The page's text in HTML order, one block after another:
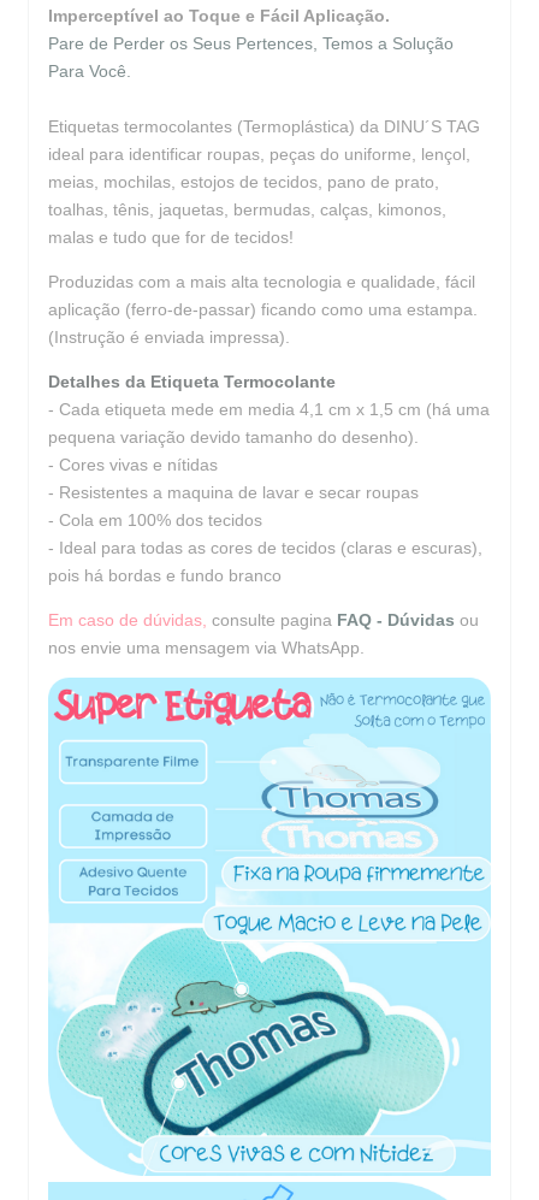
Imperceptível ao Toque e Fácil Aplicação.
Pare de Perder os Seus Pertences, Temos a Solução
Para Você.
Etiquetas termocolantes (Termoplástica) da DINU´S TAG
ideal para identificar roupas, peças do uniforme, lençol,
meias, mochilas, estojos de tecidos, pano de prato,
toalhas, tênis, jaquetas, bermudas, calças, kimonos,
malas e tudo que for de tecidos!
Produzidas com a mais alta tecnologia e qualidade, fácil
aplicação (ferro-de-passar) ficando como uma estampa.
(Instrução é enviada impressa).
Detalhes da Etiqueta Termocolante
- Cada etiqueta mede em media 4,1 cm x 1,5 cm (há uma
pequena variação devido tamanho do desenho).
- Cores vivas e nítidas
- Resistentes a maquina de lavar e secar roupas
- Cola em 100% dos tecidos
- Ideal para todas as cores de tecidos (claras e escuras),
pois há bordas e fundo branco
Em caso de dúvidas, consulte pagina FAQ - Dúvidas ou
nos envie uma mensagem via WhatsApp.